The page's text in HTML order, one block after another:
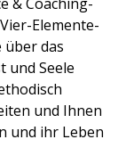
Elemente-
über das
und Seele
und Ihnen
und ihr Leben